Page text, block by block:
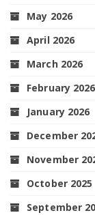
May 2026
April 2026
March 2026
February 2026
January 2026
December
November
October 2025
September